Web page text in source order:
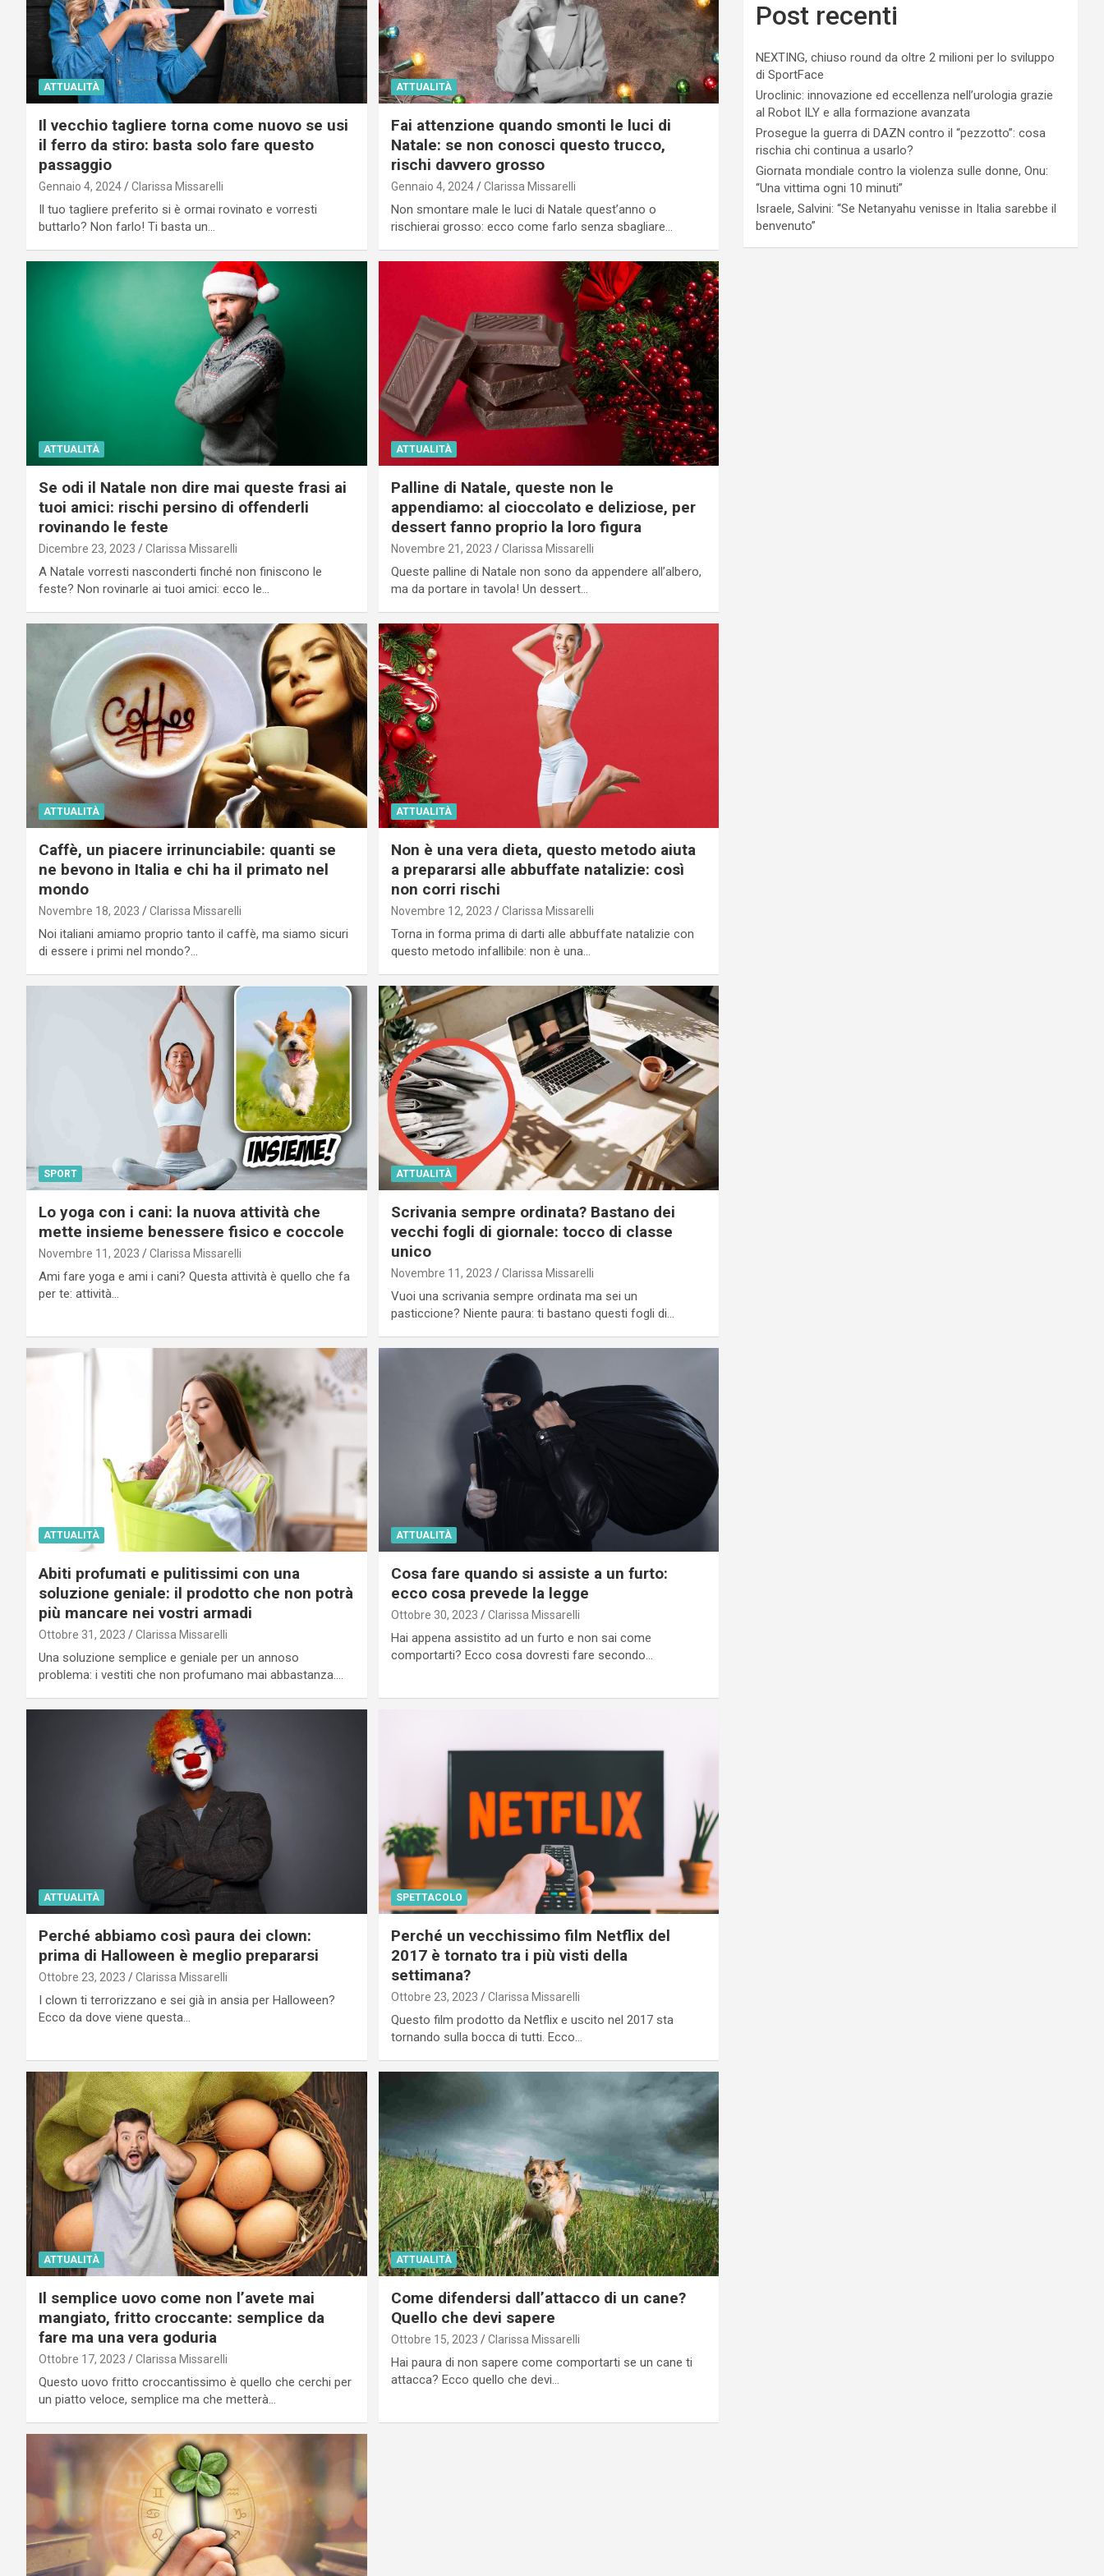
ATTUALITÀ
Il vecchio tagliere torna come nuovo se usi
il ferro da stiro: basta solo fare questo
passaggio
Gennaio 4, 2024 Clarissa Missarelli
Il tuo tagliere preferito si è ormai rovinato e vorresti
buttarlo? Non farlo! Ti basta un…
ATTUALITÀ
Fai attenzione quando smonti le luci di
Natale: se non conosci questo trucco,
rischi davvero grosso
Gennaio 4, 2024 Clarissa Missarelli
Non smontare male le luci di Natale quest’anno o
rischierai grosso: ecco come farlo senza sbagliare…
ATTUALITÀ
Se odi il Natale non dire mai queste frasi ai
tuoi amici: rischi persino di offenderli
rovinando le feste
Dicembre 23, 2023 Clarissa Missarelli
A Natale vorresti nasconderti finché non finiscono le
feste? Non rovinarle ai tuoi amici: ecco le…
ATTUALITÀ
Palline di Natale, queste non le
appendiamo: al cioccolato e deliziose, per
dessert fanno proprio la loro figura
Novembre 21, 2023 Clarissa Missarelli
Queste palline di Natale non sono da appendere all’albero,
ma da portare in tavola! Un dessert…
ATTUALITÀ
Caffè, un piacere irrinunciabile: quanti se
ne bevono in Italia e chi ha il primato nel
mondo
Novembre 18, 2023 Clarissa Missarelli
Noi italiani amiamo proprio tanto il caffè, ma siamo sicuri
di essere i primi nel mondo?…
ATTUALITÀ
Non è una vera dieta, questo metodo aiuta
a prepararsi alle abbuffate natalizie: così
non corri rischi
Novembre 12, 2023 Clarissa Missarelli
Torna in forma prima di darti alle abbuffate natalizie con
questo metodo infallibile: non è una…
SPORT
Lo yoga con i cani: la nuova attività che
mette insieme benessere fisico e coccole
Novembre 11, 2023 Clarissa Missarelli
Ami fare yoga e ami i cani? Questa attività è quello che fa
per te: attività…
ATTUALITÀ
Scrivania sempre ordinata? Bastano dei
vecchi fogli di giornale: tocco di classe
unico
Novembre 11, 2023 Clarissa Missarelli
Vuoi una scrivania sempre ordinata ma sei un
pasticcione? Niente paura: ti bastano questi fogli di…
ATTUALITÀ
Abiti profumati e pulitissimi con una
soluzione geniale: il prodotto che non potrà
più mancare nei vostri armadi
Ottobre 31, 2023 Clarissa Missarelli
Una soluzione semplice e geniale per un annoso
problema: i vestiti che non profumano mai abbastanza.…
ATTUALITÀ
Cosa fare quando si assiste a un furto:
ecco cosa prevede la legge
Ottobre 30, 2023 Clarissa Missarelli
Hai appena assistito ad un furto e non sai come
comportarti? Ecco cosa dovresti fare secondo…
ATTUALITÀ
Perché abbiamo così paura dei clown:
prima di Halloween è meglio prepararsi
Ottobre 23, 2023 Clarissa Missarelli
I clown ti terrorizzano e sei già in ansia per Halloween?
Ecco da dove viene questa…
SPETTACOLO
Perché un vecchissimo film Netflix del
2017 è tornato tra i più visti della
settimana?
Ottobre 23, 2023 Clarissa Missarelli
Questo film prodotto da Netflix e uscito nel 2017 sta
tornando sulla bocca di tutti. Ecco…
ATTUALITÀ
Il semplice uovo come non l’avete mai
mangiato, fritto croccante: semplice da
fare ma una vera goduria
Ottobre 17, 2023 Clarissa Missarelli
Questo uovo fritto croccantissimo è quello che cerchi per
un piatto veloce, semplice ma che metterà…
ATTUALITÀ
Come difendersi dall’attacco di un cane?
Quello che devi sapere
Ottobre 15, 2023 Clarissa Missarelli
Hai paura di non sapere come comportarti se un cane ti
attacca? Ecco quello che devi…
Post recenti
NEXTING, chiuso round da oltre 2 milioni per lo sviluppo
di SportFace
Uroclinic: innovazione ed eccellenza nell’urologia grazie
al Robot ILY e alla formazione avanzata
Prosegue la guerra di DAZN contro il “pezzotto”: cosa
rischia chi continua a usarlo?
Giornata mondiale contro la violenza sulle donne, Onu:
“Una vittima ogni 10 minuti”
Israele, Salvini: “Se Netanyahu venisse in Italia sarebbe il
benvenuto”